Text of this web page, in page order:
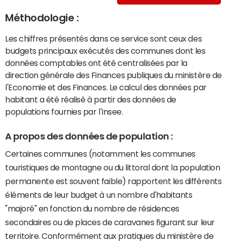
Méthodologie :
Les chiffres présentés dans ce service sont ceux des
budgets principaux exécutés des communes dont les
données comptables ont été centralisées par la
direction générale des Finances publiques du ministère de
l'Economie et des Finances. Le calcul des données par
habitant a été réalisé à partir des données de
populations fournies par l'Insee.
A propos des données de population :
Certaines communes (notamment les communes
touristiques de montagne ou du littoral dont la population
permanente est souvent faible) rapportent les différents
éléments de leur budget à un nombre d'habitants
"majoré" en fonction du nombre de résidences
secondaires ou de places de caravanes figurant sur leur
territoire. Conformément aux pratiques du ministère de